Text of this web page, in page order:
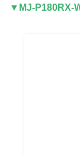
▼MJ-P180RX-